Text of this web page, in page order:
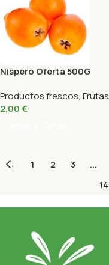
Nispero Oferta 500G
Productos frescos, Frutas
2,00€
← 1 2 3 ...
14